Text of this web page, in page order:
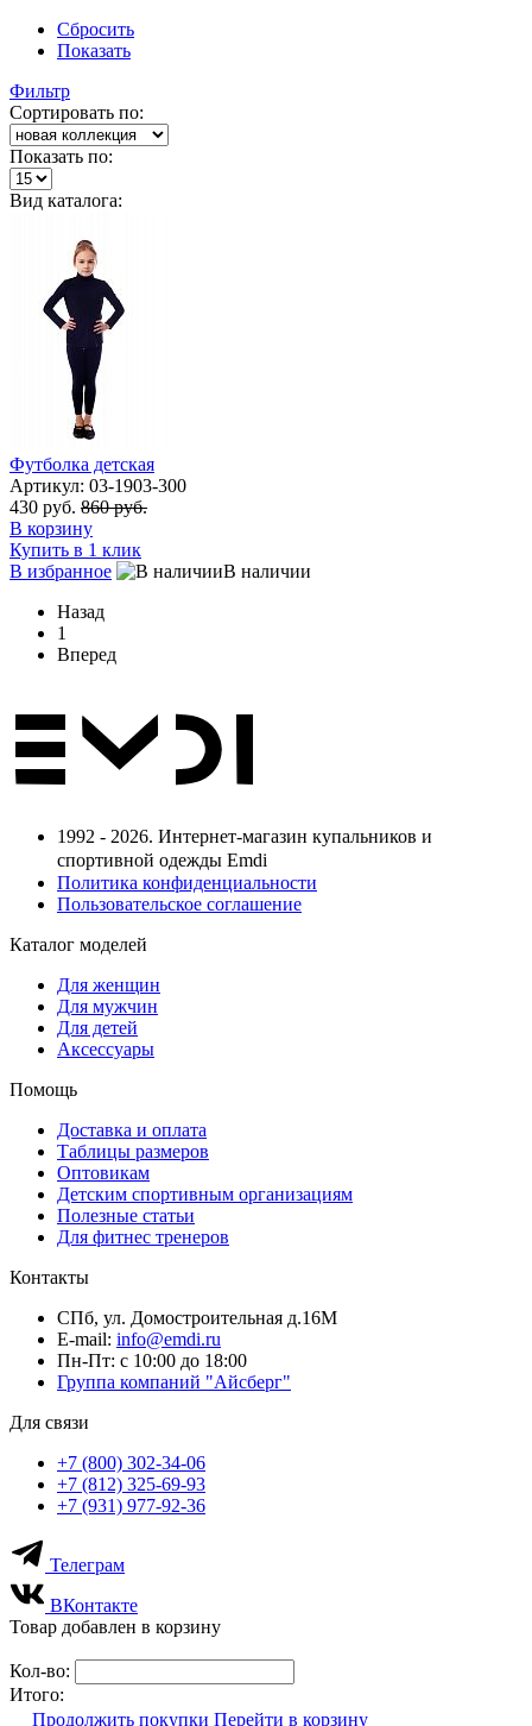
Сбросить
Показать
Фильтр
Сортировать по:
Показать по:
Вид каталога:
Футболка детская
Артикул: 03-1903-300
430 руб. 860 руб.
В корзину
Купить в 1 клик
В избранное
В наличии
Назад
1
Вперед
1992 - 2026. Интернет-магазин купальников и
спортивной одежды Emdi
Политика конфиденциальности
Пользовательское соглашение
Каталог моделей
Для женщин
Для мужчин
Для детей
Аксессуары
Помощь
Доставка и оплата
Таблицы размеров
Оптовикам
Детским спортивным организациям
Полезные статьи
Для фитнес тренеров
Контакты
СПб, ул. Домостроительная д.16М
E-mail: info@emdi.ru
Пн-Пт: с 10:00 до 18:00
Группа компаний "Айсберг"
Для связи
+7 (800) 302-34-06
+7 (812) 325-69-93
+7 (931) 977-92-36
Телеграм
ВКонтакте
Товар добавлен в корзину
Кол-во:
Итого:
Продолжить покупки Перейти в корзину